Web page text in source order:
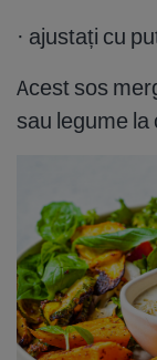
· ajustați cu
Acest sos
sau legume la